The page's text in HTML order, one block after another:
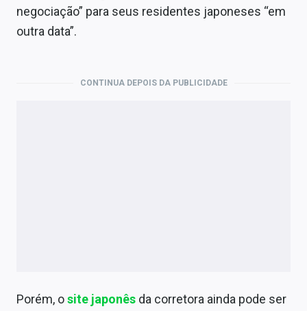
negociação” para seus residentes japoneses “em
outra data”.
CONTINUA DEPOIS DA PUBLICIDADE
Porém, osite japonês da corretora ainda pode ser